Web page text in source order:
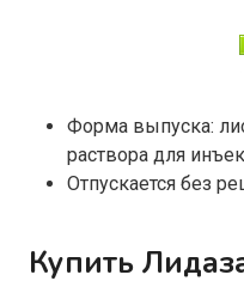
Форма выпуска:
раствора для
Отпускается без
Купить